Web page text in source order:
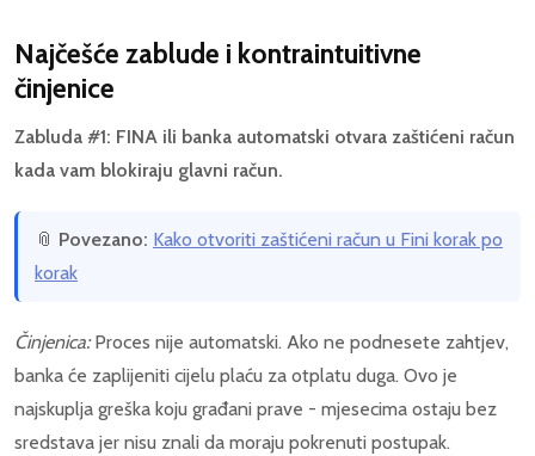
Najčešće zablude i kontraintuitivne
činjenice
Zabluda #1: FINA ili banka automatski otvara zaštićeni račun
kada vam blokiraju glavni račun.
📎 Povezano: Kako otvoriti zaštićeni račun u Fini korak po
korak
Činjenica:Proces nije automatski. Ako ne podnesete zahtjev,
banka će zaplijeniti cijelu plaću za otplatu duga. Ovo je
najskuplja greška koju građani prave - mjesecima ostaju bez
sredstava jer nisu znali da moraju pokrenuti postupak.